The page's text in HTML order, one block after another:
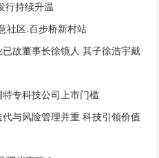
行持续升温
社区.百步桥新村站
故董事长徐镜人 其子徐浩宇戴
专科技公司上市门槛
与风险管理并重 科技引领价值